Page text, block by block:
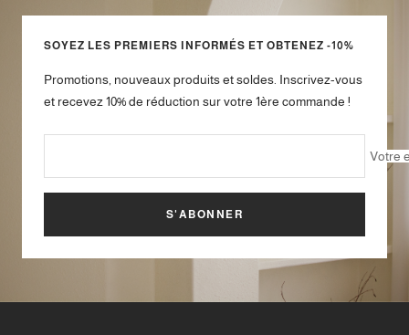
3
SOYEZ LES PREMIERS INFORMÉS ET OBTENEZ -10%
Promotions, nouveaux produits et soldes. Inscrivez-vous
et recevez 10% de réduction sur votre 1ère commande !
Votre
S'ABONNER